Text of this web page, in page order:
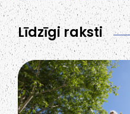
Līdzīgi raksti